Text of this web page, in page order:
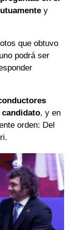
y
que obtuvo
podrá ser
, y en
orden: Del